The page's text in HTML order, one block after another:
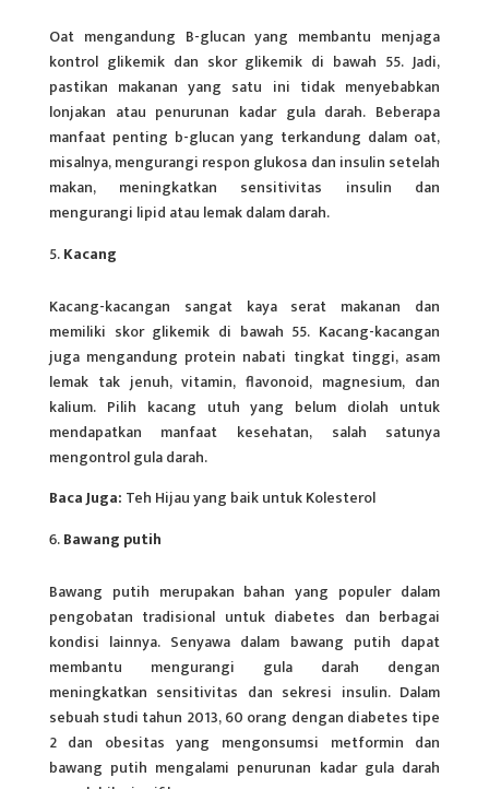
Oat mengandung B-glucan yang membantu menjaga
kontrol glikemik dan skor glikemik di bawah 55. Jadi,
pastikan makanan yang satu ini tidak menyebabkan
lonjakan atau penurunan kadar gula darah. Beberapa
manfaat penting b-glucan yang terkandung dalam oat,
misalnya, mengurangi respon glukosa dan insulin setelah
makan, meningkatkan sensitivitas insulin dan
mengurangi lipid atau lemak dalam darah.
Kacang
Kacang-kacangan sangat kaya serat makanan dan
memiliki skor glikemik di bawah 55. Kacang-kacangan
juga mengandung protein nabati tingkat tinggi, asam
lemak tak jenuh, vitamin, flavonoid, magnesium, dan
kalium. Pilih kacang utuh yang belum diolah untuk
mendapatkan manfaat kesehatan, salah satunya
mengontrol gula darah.
Baca Juga: Teh Hijau yang baik untuk Kolesterol
Bawang putih
Bawang putih merupakan bahan yang populer dalam
pengobatan tradisional untuk diabetes dan berbagai
kondisi lainnya. Senyawa dalam bawang putih dapat
membantu mengurangi gula darah dengan
meningkatkan sensitivitas dan sekresi insulin. Dalam
sebuah studi tahun 2013, 60 orang dengan diabetes tipe
2 dan obesitas yang mengonsumsi metformin dan
bawang putih mengalami penurunan kadar gula darah